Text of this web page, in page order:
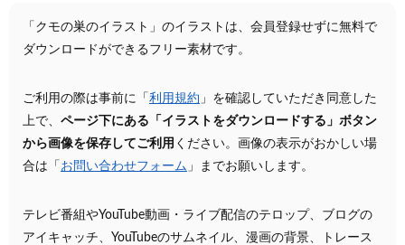
「クモの巣のイラスト」のイラストは、会員登録せずに無料で
ダウンロードができるフリー素材です。
ご利用の際は事前に「 利用規約 」を確認していただき同意した
上で、 ページ下にある「イラストをダウンロードする」ボタン
から画像を保存してご利用 ください。画像の表示がおかしい場
合は「 お問い合わせフォーム 」までお願いします。
テレビ番組やYouTube動画・ライブ配信のテロップ、ブログの
アイキャッチ、YouTubeのサムネイル、漫画の背景、トレース